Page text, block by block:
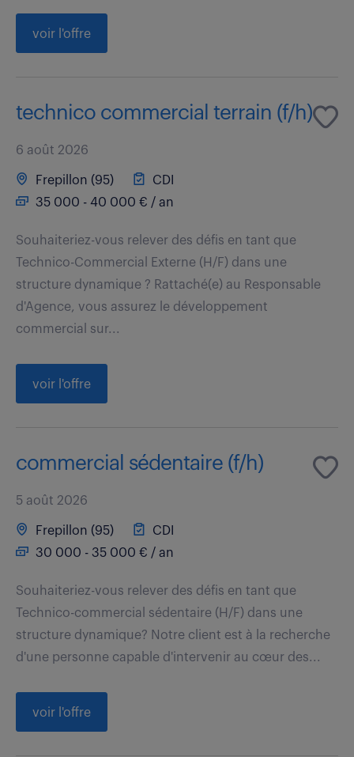
voir l'offre
technico commercial terrain (f/h)
6 août 2026
Frepillon (95)
CDI
35 000 - 40 000 € / an
Souhaiteriez-vous relever des défis en tant que
Technico-Commercial Externe (H/F) dans une
structure dynamique ? Rattaché(e) au Responsable
d'Agence, vous assurez le développement
commercial sur...
voir l'offre
commercial sédentaire (f/h)
5 août 2026
Frepillon (95)
CDI
30 000 - 35 000 € / an
Souhaiteriez-vous relever des défis en tant que
Technico-commercial sédentaire (H/F) dans une
structure dynamique? Notre client est à la recherche
d'une personne capable d'intervenir au cœur des...
voir l'offre